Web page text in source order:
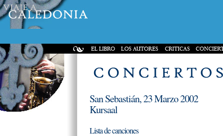
San Sebastián, 23 Marzo 2002
Kursaal
Lista de canciones